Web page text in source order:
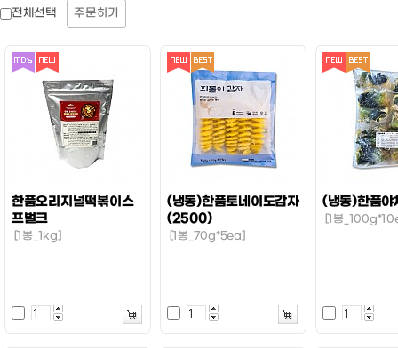
전체선택 주문하기
한품오리지널떡볶이스
프벌크
[1봉_1kg]
(냉동)한품토네이도감자
(2500)
[1봉_70g*5ea]
(냉동)한품야
[1봉